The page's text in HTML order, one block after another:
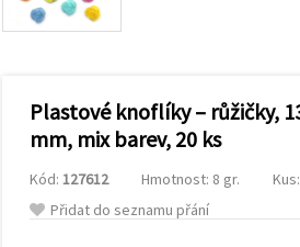
pomocí
našich
marketing.
souhlasit s
všech
cookies
kliknutím
Plastové knoflíky – růžičky,
mm, mix barev, 20 ks
Kód: 127612 Hmotnost: 8 gr.
Přidat do seznamu přání